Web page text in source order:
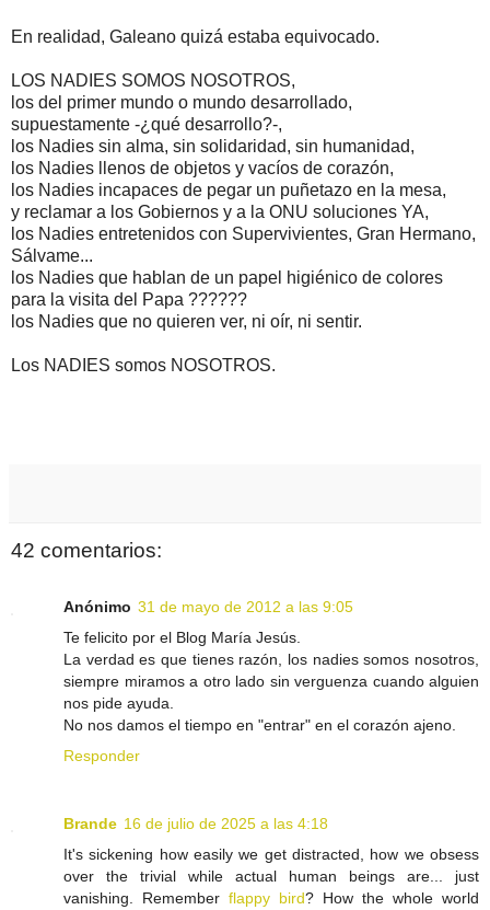
En realidad, Galeano quizá estaba equivocado.
LOS NADIES SOMOS NOSOTROS,
los del primer mundo o mundo desarrollado,
supuestamente -¿qué desarrollo?-,
los Nadies sin alma, sin solidaridad, sin humanidad,
los Nadies llenos de objetos y vacíos de corazón,
los Nadies incapaces de pegar un puñetazo en la mesa,
y reclamar a los Gobiernos y a la ONU soluciones YA,
los Nadies entretenidos con Supervivientes, Gran Hermano,
Sálvame...
los Nadies que hablan de un papel higiénico de colores
para la visita del Papa ??????
los Nadies que no quieren ver, ni oír, ni sentir.
Los NADIES somos NOSOTROS.
42 comentarios:
Anónimo 31 de mayo de 2012 a las 9:05
Te felicito por el Blog María Jesús.
La verdad es que tienes razón, los nadies somos nosotros,
siempre miramos a otro lado sin verguenza cuando alguien
nos pide ayuda.
No nos damos el tiempo en "entrar" en el corazón ajeno.
Responder
Brande 16 de julio de 2025 a las 4:18
It's sickening how easily we get distracted, how we obsess
over the trivial while actual human beings are... just
vanishing. Remember flappy bird? How the whole world